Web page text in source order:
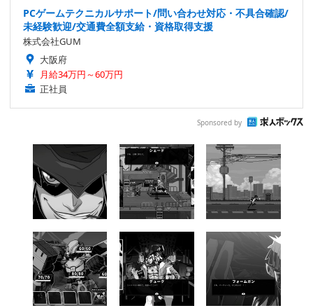
PCゲームテクニカルサポート/問い合わせ対応・不具合確認/
未経験歓迎/交通費全額支給・資格取得支援
株式会社GUM
大阪府
月給34万円～60万円
正社員
Sponsored by